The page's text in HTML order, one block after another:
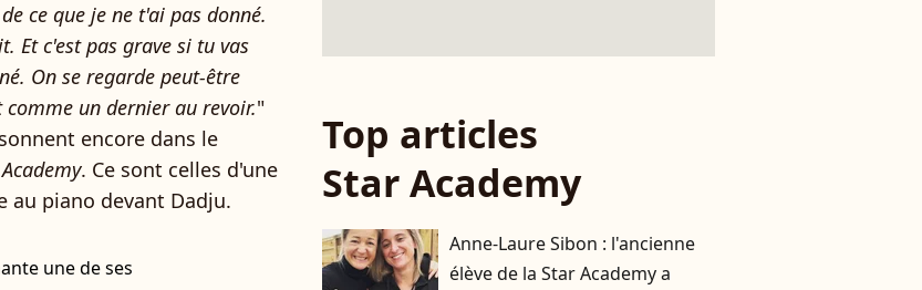
ce que je ne t'ai pas donné.
Et c'est pas grave si tu vas
On se regarde peut-être
un dernier au revoir."
encore dans le
. Ce sont celles d'une
au piano devant Dadju.
une de ses
Top articles
Star Academy
Anne-Laure Sibon : l'ancienne
élève de la Star Academy a